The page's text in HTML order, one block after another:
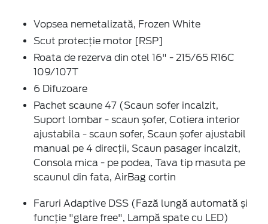
Vopsea nemetalizată, Frozen White
Scut protecție motor [RSP]
Roata de rezerva din otel 16" - 215/65 R16C
109/107T
6 Difuzoare
Pachet scaune 47 (Scaun sofer incalzit,
Suport lombar - scaun șofer, Cotiera interior
ajustabila - scaun sofer, Scaun șofer ajustabil
manual pe 4 direcții, Scaun pasager incalzit,
Consola mica - pe podea, Tava tip masuta pe
scaunul din fata, AirBag cortin
Faruri Adaptive DSS (Fază lungă automată și
funcție "glare free", Lampă spate cu LED)